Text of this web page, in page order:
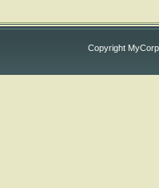
Copyright